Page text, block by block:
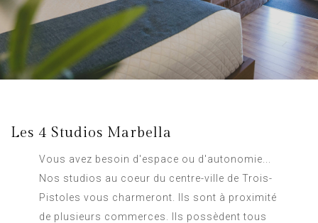
Les 4 Studios Marbella
Vous avez besoin d'espace ou d'autonomie...
Nos studios au coeur du centre-ville de Trois-
Pistoles vous charmeront. Ils sont à proximité
de plusieurs commerces. Ils possèdent tous